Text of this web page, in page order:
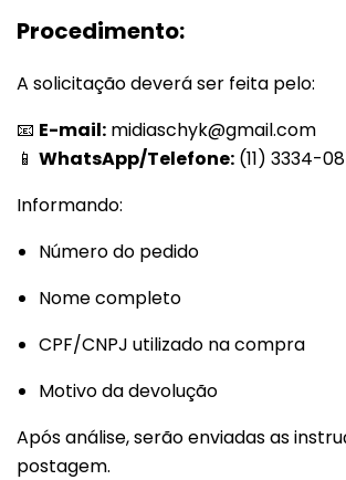
Procedimento:
A solicitação deverá ser feita pelo:
📧 E-mail: midiaschyk@gmail.com
📱 WhatsApp/Telefone: (11) 3334-
Informando:
Número do pedido
Nome completo
CPF/CNPJ utilizado na compra
Motivo da devolução
Após análise, serão enviadas as
postagem.